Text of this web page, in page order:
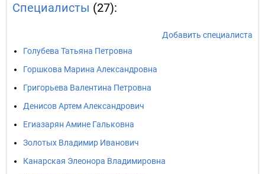
Специалисты (27):
Добавить специалиста
Голубева Татьяна Петровна
Горшкова Марина Александровна
Григорьева Валентина Петровна
Денисов Артем Александрович
Егиазарян Амине Гальковна
Золотых Владимир Иванович
Канарская Элеонора Владимировна